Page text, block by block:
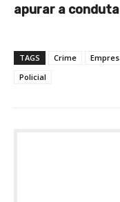
apurar a
TAGS Crime
Policial